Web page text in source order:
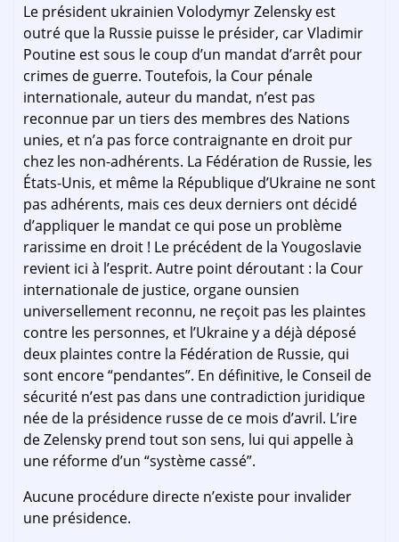
Le président ukrainien Volodymyr Zelensky est
outré que la Russie puisse le présider, car Vladimir
Poutine est sous le coup d’un mandat d’arrêt pour
crimes de guerre. Toutefois, la Cour pénale
internationale, auteur du mandat, n’est pas
reconnue par un tiers des membres des Nations
unies, et n’a pas force contraignante en droit pur
chez les non-adhérents. La Fédération de Russie, les
États-Unis, et même la République d’Ukraine ne sont
pas adhérents, mais ces deux derniers ont décidé
d’appliquer le mandat ce qui pose un problème
rarissime en droit ! Le précédent de la Yougoslavie
revient ici à l’esprit. Autre point déroutant : la Cour
internationale de justice, organe ounsien
universellement reconnu, ne reçoit pas les plaintes
contre les personnes, et l’Ukraine y a déjà déposé
deux plaintes contre la Fédération de Russie, qui
sont encore “pendantes”. En définitive, le Conseil de
sécurité n’est pas dans une contradiction juridique
née de la présidence russe de ce mois d’avril. L’ire
de Zelensky prend tout son sens, lui qui appelle à
une réforme d’un “système cassé”.
Aucune procédure directe n’existe pour invalider
une présidence.